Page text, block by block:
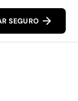
SEGURO